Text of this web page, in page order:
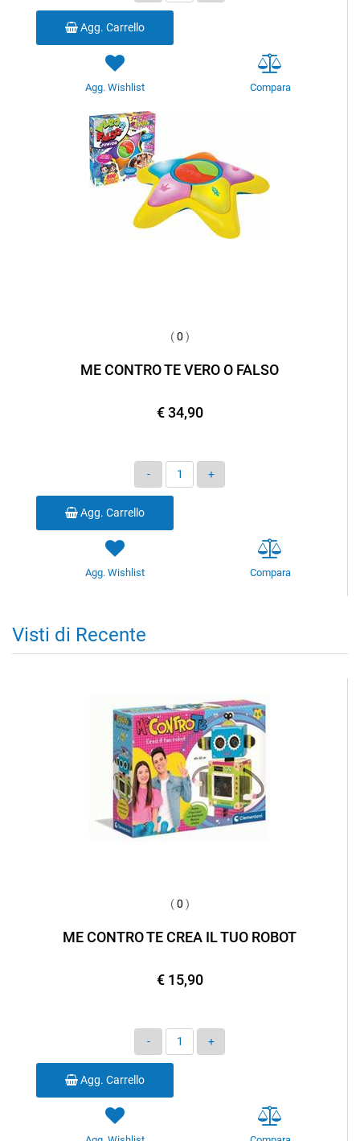
Agg. Carrello
Agg. Wishlist Compara
(0 )
ME CONTRO TE VERO O FALSO
€ 34,90
Quantità
Agg. Carrello
Agg. Wishlist Compara
Visti di Recente
(0 )
ME CONTRO TE CREA IL TUO ROBOT
€ 15,90
Quantità
Agg. Carrello